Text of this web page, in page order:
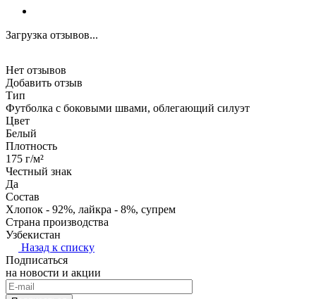
Загрузка отзывов...
Нет отзывов
Добавить отзыв
Тип
Футболка с боковыми швами, облегающий силуэт
Цвет
Белый
Плотность
175 г/м²
Честный знак
Да
Состав
Хлопок - 92%, лайкра - 8%, супрем
Страна производства
Узбекистан
Назад к списку
Подписаться
на новости и акции